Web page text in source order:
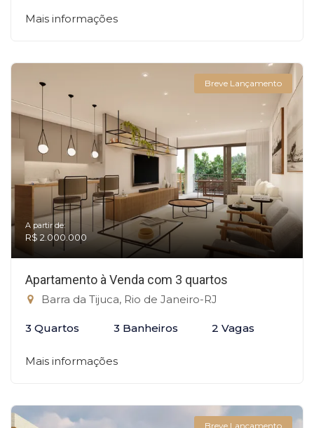
Mais informações
Breve Lançamento
A partir de:
R$ 2.000.000
Apartamento à Venda com 3 quartos
Barra da Tijuca, Rio de Janeiro-RJ
3 Quartos 3 Banheiros 2 Vagas
Mais informações
Breve Lançamento